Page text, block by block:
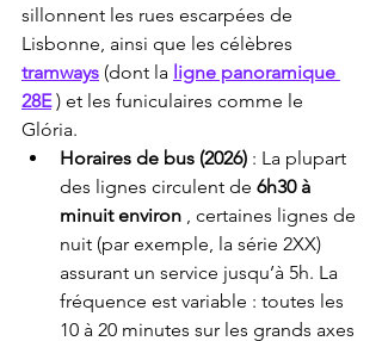
sillonnent les rues escarpées de
Lisbonne, ainsi que les célèbres
tramways (dont la ligne panoramique
28E ) et les funiculaires comme le
Glória.
Horaires de bus (2026) : La plupart
des lignes circulent de 6h30 à
minuit environ , certaines lignes de
nuit (par exemple, la série 2XX)
assurant un service jusqu’à 5h. La
fréquence est variable : toutes les
10 à 20 minutes sur les grands axes